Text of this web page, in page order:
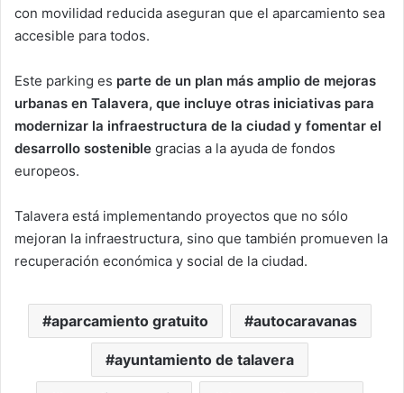
con movilidad reducida aseguran que el aparcamiento sea
accesible para todos.
Este parking es parte de un plan más amplio de mejoras
urbanas en Talavera, que incluye otras iniciativas para
modernizar la infraestructura de la ciudad y fomentar el
desarrollo sostenible gracias a la ayuda de fondos
europeos.
Talavera está implementando proyectos que no sólo
mejoran la infraestructura, sino que también promueven la
recuperación económica y social de la ciudad.
aparcamiento gratuito autocaravanas
ayuntamiento de talavera